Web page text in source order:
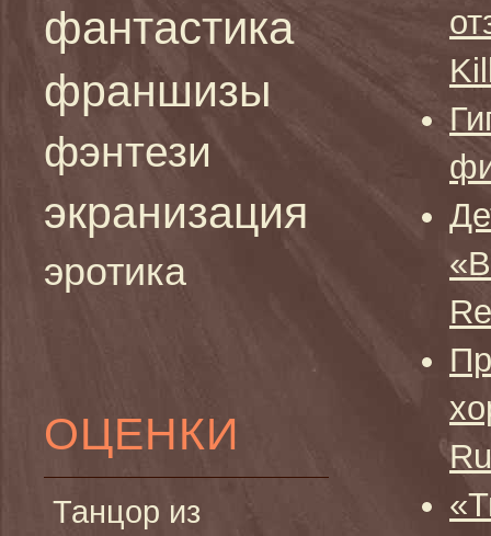
фантастика
франшизы
фэнтези
экранизация
эротика
ОЦЕНКИ
Танцор из